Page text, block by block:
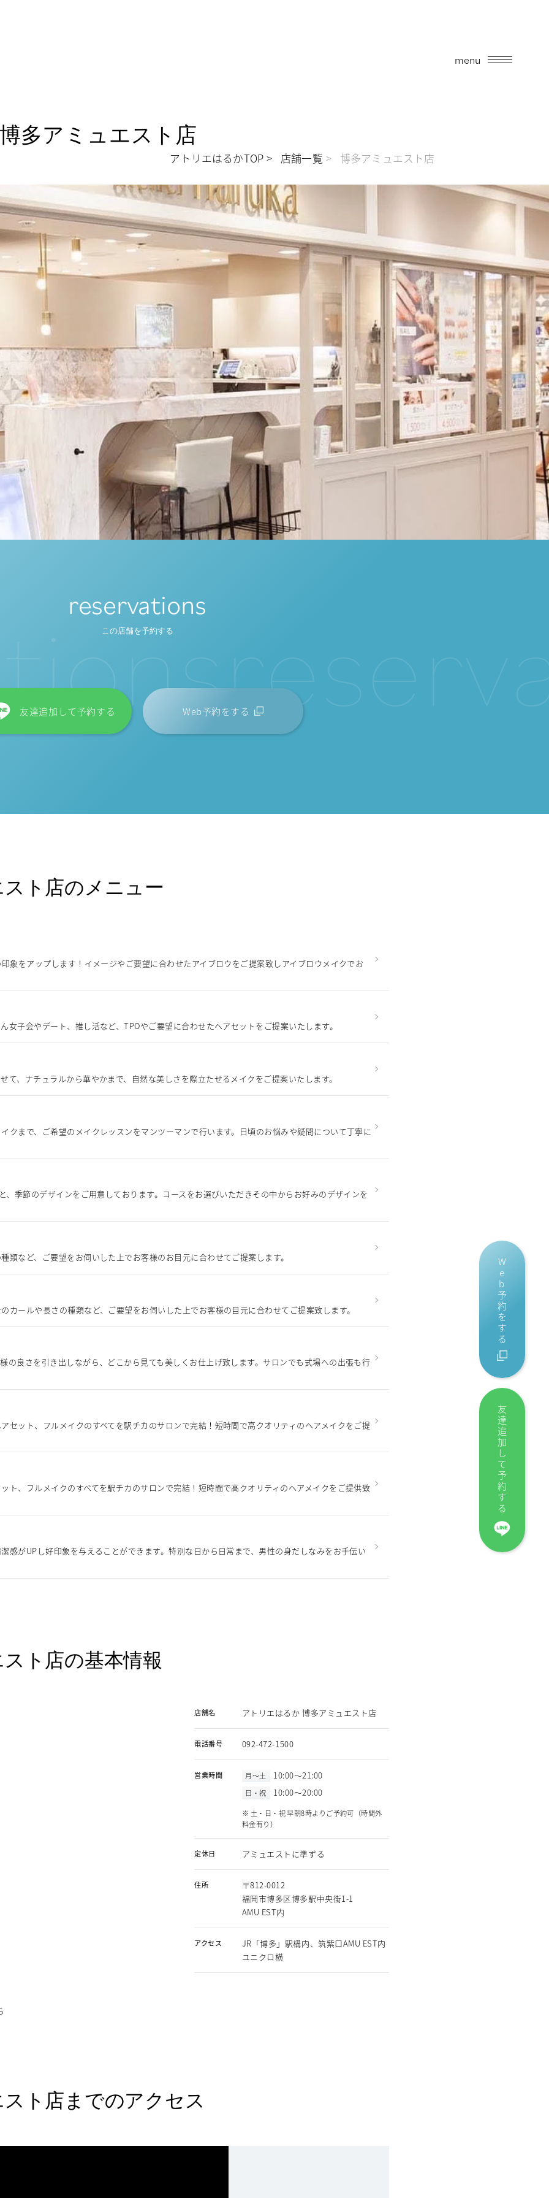
menu
多アミュエスト店
アトリエはるかTOP 店舗一覧 博多アミュエスト店
reservations
この店舗を予約する
友達追加して予約する Web予約をする
ionsres
ト店のメニュー
象をアップします！イメージやご要望に合わせたアイブロウをご提案致しアイブロウメイクでお
女子会やデート、推し活など、TPOやご要望に合わせたヘアセットをご提案いたします。
て、ナチュラルから華やかまで、自然な美しさを際立たせるメイクをご提案いたします。
クまで、ご希望のメイクレッスンをマンツーマンで行います。日頃のお悩みや疑問について丁寧に
、季節のデザインをご用意しております。コースをお選びいただきその中からお好みのデザインを
類など、ご要望をお伺いした上でお客様のお目元に合わせてご提案します。
カールや長さの種類など、ご要望をお伺いした上でお客様の目元に合わせてご提案致します。
の良さを引き出しながら、どこから見ても美しくお仕上げ致します。サロンでも式場への出張も行
セット、フルメイクのすべてを駅チカのサロンで完結！短時間で高クオリティのヘアメイクをご提
ト、フルメイクのすべてを駅チカのサロンで完結！短時間で高クオリティのヘアメイクをご提供致
感がUPし好印象を与えることができます。特別な日から日常まで、男性の身だしなみをお手伝い
ト店の基本情報
店舗名 アトリエはるか 博多アミュエスト店
電話番号 092-472-1500
営業時間 月～土 10:00～21:00
日・祝 10:00～20:00
※ 土・日・祝 早朝8時よりご予約可（時間外
料金有り）
定休日 アミュエストに準ずる
住所
〒812-0012
福岡市博多区博多駅中央街1-1
AMU EST内
アクセス
JR「博多」駅構内、筑紫口AMU EST内
ユニクロ横
ト店までのアクセス
友達追加して予約する
Web予約をする